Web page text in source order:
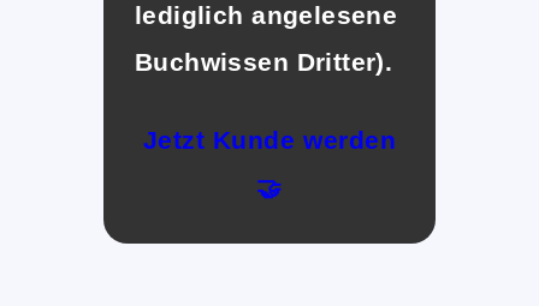
lediglich angelesene
Buchwissen Dritter).
Jetzt Kunde werden
🤝